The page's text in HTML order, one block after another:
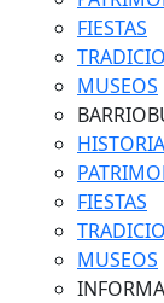
FIESTAS
MUSEOS
FIESTAS
MUSEOS